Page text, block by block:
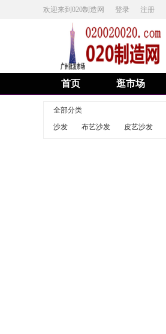
欢迎来到020制造网 登录 注册
首页 逛市场
全部分类
沙发
布艺沙发 皮艺沙发